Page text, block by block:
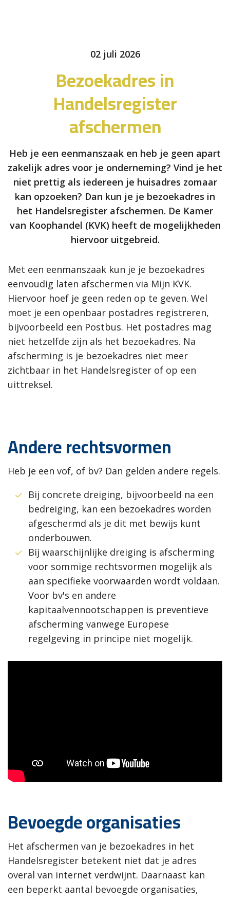
02 juli 2026
Bezoekadres in
Handelsregister
afschermen
Heb je een eenmanszaak en heb je geen apart
zakelijk adres voor je onderneming? Vind je het
niet prettig als iedereen je huisadres zomaar
kan opzoeken? Dan kun je je bezoekadres in
het Handelsregister afschermen. De Kamer
van Koophandel (KVK) heeft de mogelijkheden
hiervoor uitgebreid.
Met een eenmanszaak kun je je bezoekadres
eenvoudig laten afschermen via Mijn KVK.
Hiervoor hoef je geen reden op te geven. Wel
moet je een openbaar postadres registreren,
bijvoorbeeld een Postbus. Het postadres mag
niet hetzelfde zijn als het bezoekadres. Na
afscherming is je bezoekadres niet meer
zichtbaar in het Handelsregister of op een
uittreksel.
Andere rechtsvormen
Heb je een vof, of bv? Dan gelden andere regels.
Bij concrete dreiging, bijvoorbeeld na een
bedreiging, kan een bezoekadres worden
afgeschermd als je dit met bewijs kunt
onderbouwen.
Bij waarschijnlijke dreiging is afscherming
voor sommige rechtsvormen mogelijk als
aan specifieke voorwaarden wordt voldaan.
Voor bv's en andere
kapitaalvennootschappen is preventieve
afscherming vanwege Europese
regelgeving in principe niet mogelijk.
Bevoegde organisaties
Het afschermen van je bezoekadres in het
Handelsregister betekent niet dat je adres
overal van internet verdwijnt. Daarnaast kan
een beperkt aantal bevoegde organisaties,